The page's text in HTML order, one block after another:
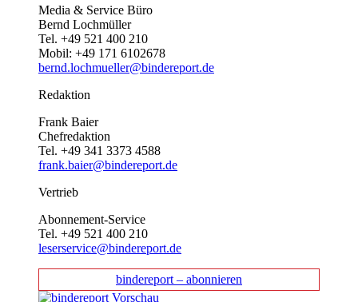
Media & Service Büro
Bernd Lochmüller
Tel. +49 521 400 210
Mobil: +49 171 6102678
bernd.lochmueller@bindereport.de
Redaktion
Frank Baier
Chefredaktion
Tel. +49 341 3373 4588
frank.baier@bindereport.de
Vertrieb
Abonnement-Service
Tel. +49 521 400 210
leserservice@bindereport.de
bindereport – abonnieren